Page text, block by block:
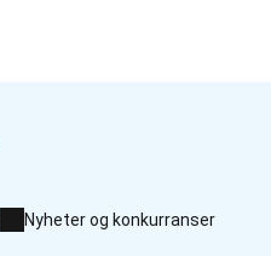
Nyheter og konkurranser